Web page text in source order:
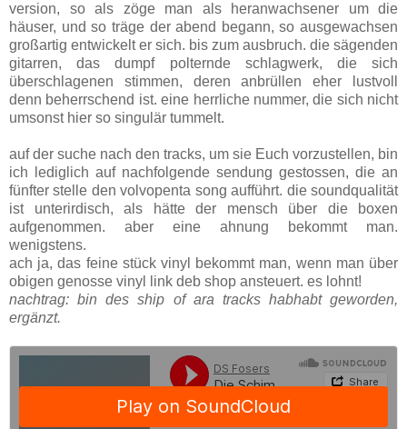
version, so als zöge man als heranwachsener um die
häuser, und so träge der abend begann, so ausgewachsen
großartig entwickelt er sich. bis zum ausbruch. die sägenden
gitarren, das dumpf polternde schlagwerk, die sich
überschlagenen stimmen, deren anbrüllen eher lustvoll
denn beherrschend ist. eine herrliche nummer, die sich nicht
umsonst hier so singulär tummelt.
auf der suche nach den tracks, um sie Euch vorzustellen, bin
ich lediglich auf nachfolgende sendung gestossen, die an
fünfter stelle den volvopenta song aufführt. die soundqualität
ist unterirdisch, als hätte der mensch über die boxen
aufgenommen. aber eine ahnung bekommt man.
wenigstens.
ach ja, das feine stück vinyl bekommt man, wenn man über
obigen genosse vinyl link deb shop ansteuert. es lohnt!
nachtrag: bin des ship of ara tracks habhabt geworden,
ergänzt.